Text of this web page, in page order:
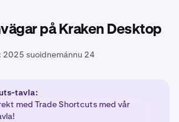
på Kraken Desktop
2025 suoidnemánnu 24
tavla:
med Trade Shortcuts med vår